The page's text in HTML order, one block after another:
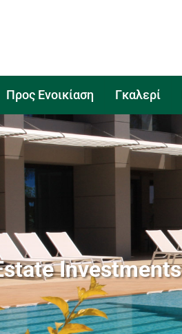
Προς Ενοικίαση Γκαλερί
Investments